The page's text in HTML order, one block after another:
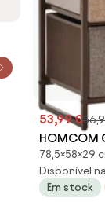
53,99 €
HOMCOM
Cestos
Elevada
78,5×58×29
Disponível
Em stock